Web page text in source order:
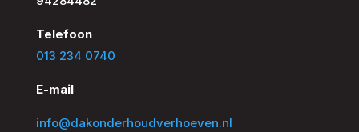
Telefoon
013 234 0740
E-mail
info@dakonderhoudverhoeven.nl